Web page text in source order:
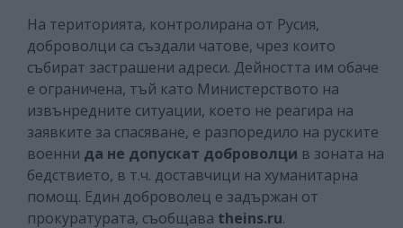
На територията, контролирана от Русия,
доброволци са създали чатове, чрез които
събират застрашени адреси. Дейността им обаче
е ограничена, тъй като Министерството на
извънредните ситуации, което не реагира на
заявките за спасяване, е разпоредило на руските
военни да не допускат доброволци в зоната на
бедствието, в т.ч. доставчици на хуманитарна
помощ. Един доброволец е задържан от
прокуратурата, съобщава theins.ru.